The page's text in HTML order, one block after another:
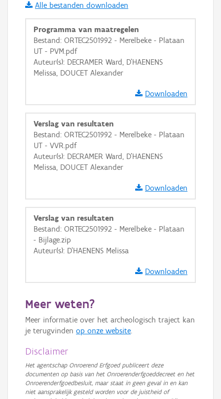
i
−
Basis Lagen
OSM-Basiskaart
Ortho
Alle bestanden downloaden
Programma van maatregelen
Bestand: ORTEC2501992 - Merelbeke - Plataan
UT - PVM.pdf
Auteur(s): DECRAMER Ward, D'HAENENS
Melissa, DOUCET Alexander
Downloaden
Verslag van resultaten
Bestand: ORTEC2501992 - Merelbeke - Plataan
UT - VVR.pdf
Auteur(s): DECRAMER Ward, D'HAENENS
Melissa, DOUCET Alexander
Downloaden
Verslag van resultaten
Bestand: ORTEC2501992 - Merelbeke - Plataan
- Bijlage.zip
Auteur(s): D'HAENENS Melissa
Downloaden
Meer weten?
Meer informatie over het archeologisch traject kan
je terugvinden op onze website.
Disclaimer
Het agentschap Onroerend Erfgoed publiceert deze
documenten op basis van het Onroerenderfgoeddecreet en het
Onroerenderfgoedbesluit, maar staat in geen geval in en kan
niet aansprakelijk gesteld worden voor de juistheid of